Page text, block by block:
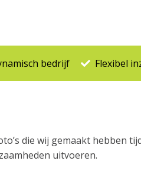
bedrijf Flexibel
die wij gemaakt hebben
uitvoeren.